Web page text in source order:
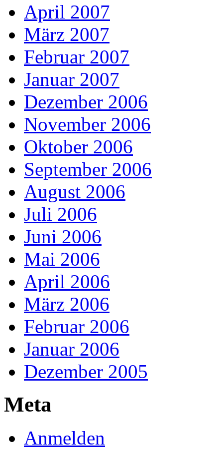
April 2007
März 2007
Februar 2007
Januar 2007
Dezember 2006
November 2006
Oktober 2006
September 2006
August 2006
Juli 2006
Juni 2006
Mai 2006
April 2006
März 2006
Februar 2006
Januar 2006
Dezember 2005
Meta
Anmelden